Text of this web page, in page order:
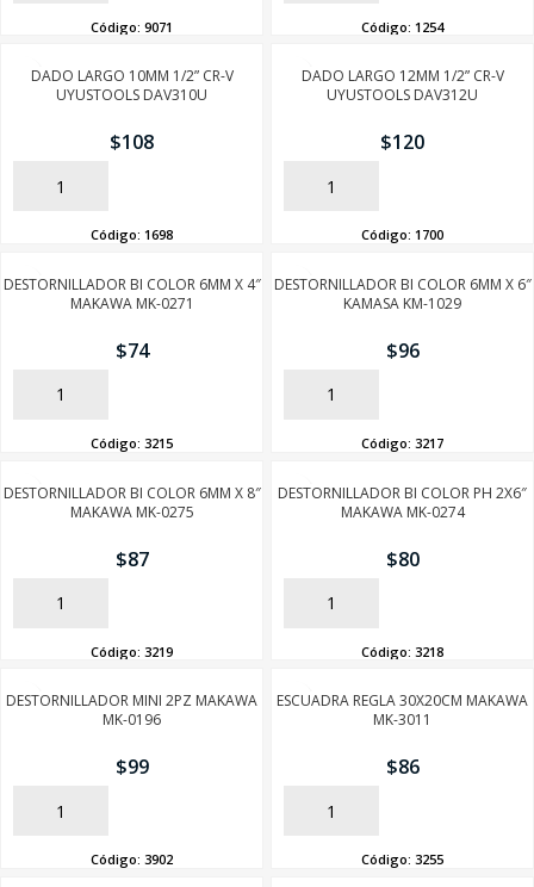
Código: 9071 Código: 1254
DADO LARGO 10MM 1/2” CR-V
UYUSTOOLS DAV310U
$108
AÑADIR
Código: 1698
DADO LARGO 12MM 1/2” CR-V
UYUSTOOLS DAV312U
$120
AÑADIR
Código: 1700
DESTORNILLADOR BI COLOR 6MM X 4″
MAKAWA MK-0271
$74
AÑADIR
Código: 3215
DESTORNILLADOR BI COLOR 6MM X 6″
KAMASA KM-1029
$96
AÑADIR
Código: 3217
DESTORNILLADOR BI COLOR 6MM X 8″
MAKAWA MK-0275
$87
AÑADIR
Código: 3219
DESTORNILLADOR BI COLOR PH 2X6″
MAKAWA MK-0274
$80
AÑADIR
Código: 3218
DESTORNILLADOR MINI 2PZ MAKAWA
MK-0196
$99
AÑADIR
Código: 3902
ESCUADRA REGLA 30X20CM MAKAWA
MK-3011
$86
AÑADIR
Código: 3255